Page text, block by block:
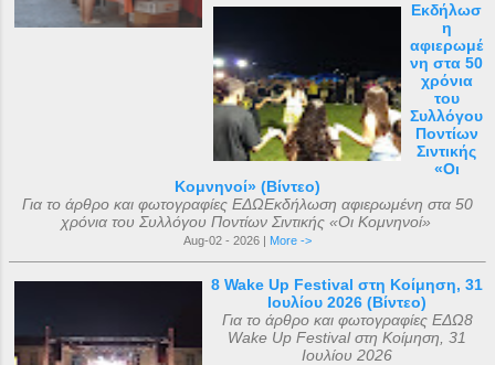
Εκδήλωσ
η
αφιερωμέ
νη στα 50
χρόνια
του
Συλλόγου
Ποντίων
Σιντικής
«Οι
Κομνηνοί» (Βίντεο)
Για το άρθρο και φωτογραφίες ΕΔΩΕκδήλωση αφιερωμένη στα 50
χρόνια του Συλλόγου Ποντίων Σιντικής «Οι Κομνηνοί»
Aug-02 - 2026 | More ->
8 Wake Up Festival στη Κοίμηση, 31
Ιουλίου 2026 (Βίντεο)
Για το άρθρο και φωτογραφίες ΕΔΩ8
Wake Up Festival στη Κοίμηση, 31
Ιουλίου 2026